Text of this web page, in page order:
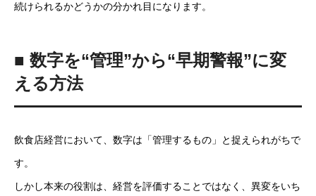
続けられるかどうかの分かれ目になります。
■ 数字を“管理”から“早期警報”に変
える方法
飲食店経営において、数字は「管理するもの」と捉えられがちで
す。
しかし本来の役割は、経営を評価することではなく、異変をいち